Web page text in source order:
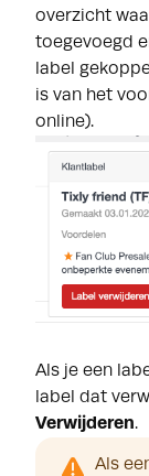
overzicht
toegevoegd
label
is van het
online).
Als je een
label dat
Verwijderen.
Als